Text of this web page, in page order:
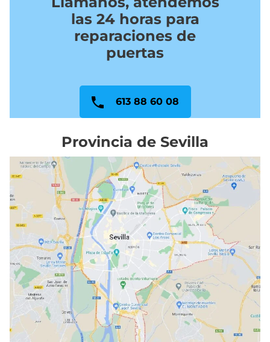
las 24 horas para
reparaciones de
puertas
613 88 60 08
Provincia de Sevilla